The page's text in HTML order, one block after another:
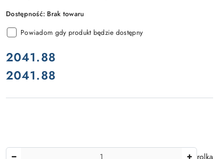
Dostępność: Brak towaru
Powiadom gdy produkt będzie dostępny
cena:
2041.88
Cena:
2041.88
Ilość